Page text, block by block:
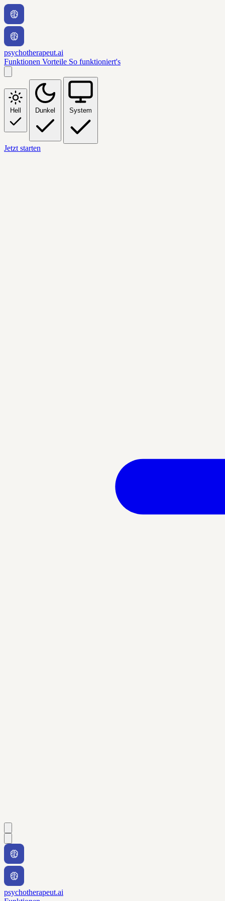
psychotherapeut.ai
Funktionen Vorteile So funktioniert's
Hell Dunkel System
Jetzt starten
psychotherapeut.ai